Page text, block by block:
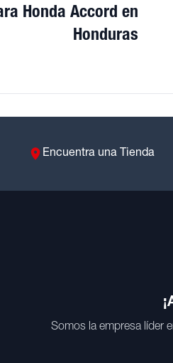
Honda Accord en
Honduras
Encuentra una Tienda
Somos la empresa líder